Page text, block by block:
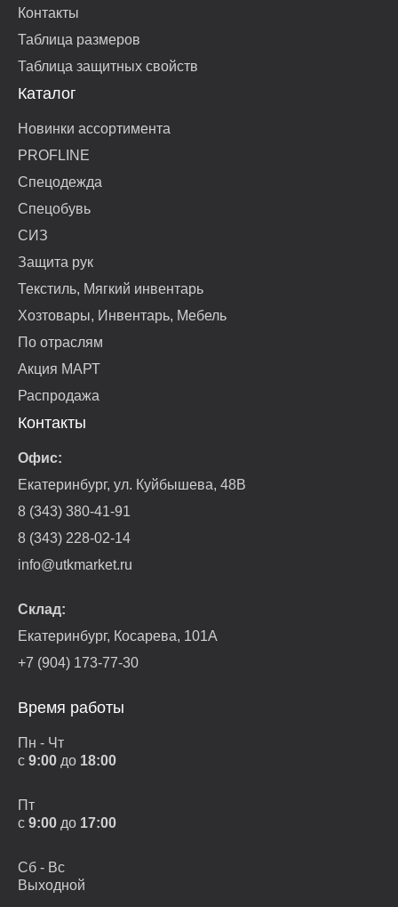
Контакты
Таблица размеров
Таблица защитных свойств
Каталог
Новинки ассортимента
PROFLINE
Спецодежда
Спецобувь
СИЗ
Защита рук
Текстиль, Мягкий инвентарь
Хозтовары, Инвентарь, Мебель
По отраслям
Акция МАРТ
Распродажа
Контакты
Офис:
Екатеринбург, ул. Куйбышева, 48В
8 (343) 380-41-91
8 (343) 228-02-14
info@utkmarket.ru
Склад:
Екатеринбург, Косарева, 101А
+7 (904) 173-77-30
Время работы
Пн - Чт
с 9:00 до 18:00
Пт
с 9:00 до 17:00
Сб - Вс
Выходной